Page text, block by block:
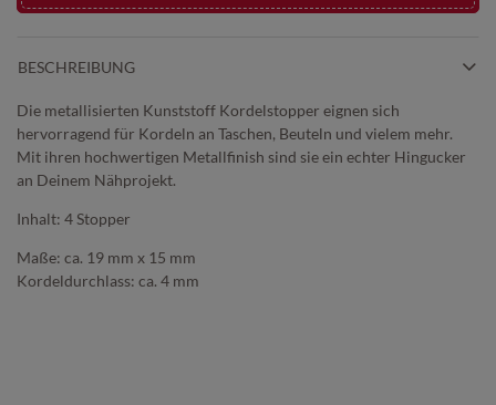
BESCHREIBUNG
Die metallisierten Kunststoff Kordelstopper eignen sich
hervorragend für Kordeln an Taschen, Beuteln und vielem mehr.
Mit ihren hochwertigen Metallfinish sind sie ein echter Hingucker
an Deinem Nähprojekt.
Inhalt: 4 Stopper
Maße: ca. 19 mm x 15 mm
Kordeldurchlass: ca. 4 mm